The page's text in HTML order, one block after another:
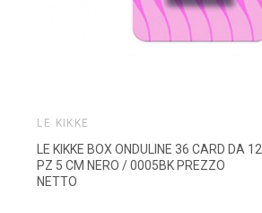
LE KIKKE
LE KIKKE BOX ONDULINE 36 CARD DA 12
PZ 5 CM NERO / 0005BK PREZZO
NETTO